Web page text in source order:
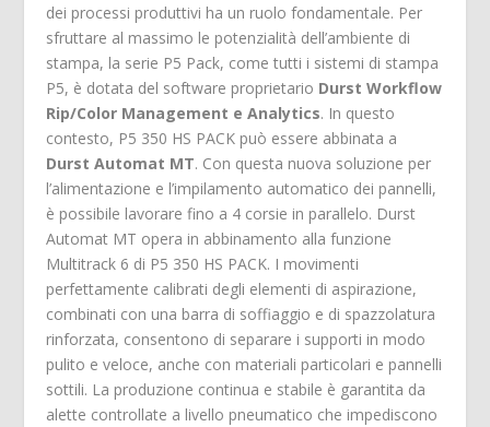
dei processi produttivi ha un ruolo fondamentale. Per
sfruttare al massimo le potenzialità dell’ambiente di
stampa, la serie P5 Pack, come tutti i sistemi di stampa
P5, è dotata del software proprietario Durst Workflow
Rip/Color Management e Analytics. In questo
contesto, P5 350 HS PACK può essere abbinata a
Durst Automat MT. Con questa nuova soluzione per
l’alimentazione e l’impilamento automatico dei pannelli,
è possibile lavorare fino a 4 corsie in parallelo. Durst
Automat MT opera in abbinamento alla funzione
Multitrack 6 di P5 350 HS PACK. I movimenti
perfettamente calibrati degli elementi di aspirazione,
combinati con una barra di soffiaggio e di spazzolatura
rinforzata, consentono di separare i supporti in modo
pulito e veloce, anche con materiali particolari e pannelli
sottili. La produzione continua e stabile è garantita da
alette controllate a livello pneumatico che impediscono